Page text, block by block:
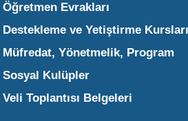
Öğretmen Evrakları
Destekleme ve Yetiştirme Kursları
Müfredat, Yönetmelik, Program
Sosyal Kulüpler
Veli Toplantısı Belgeleri